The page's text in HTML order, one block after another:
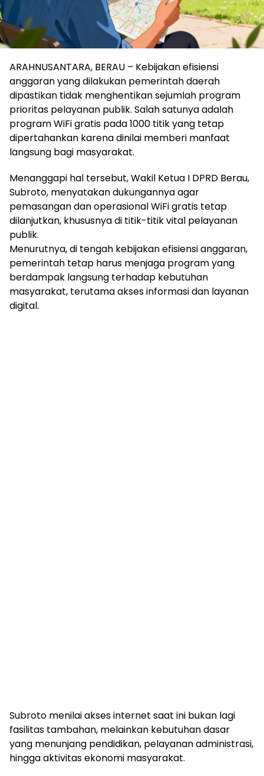
ARAHNUSANTARA, BERAU – Kebijakan efisiensi
anggaran yang dilakukan pemerintah daerah
dipastikan tidak menghentikan sejumlah program
prioritas pelayanan publik. Salah satunya adalah
program WiFi gratis pada 1000 titik yang tetap
dipertahankan karena dinilai memberi manfaat
langsung bagi masyarakat.
Menanggapi hal tersebut, Wakil Ketua I DPRD Berau,
Subroto, menyatakan dukungannya agar
pemasangan dan operasional WiFi gratis tetap
dilanjutkan, khususnya di titik-titik vital pelayanan
publik.
Menurutnya, di tengah kebijakan efisiensi anggaran,
pemerintah tetap harus menjaga program yang
berdampak langsung terhadap kebutuhan
masyarakat, terutama akses informasi dan layanan
digital.
Subroto menilai akses internet saat ini bukan lagi
fasilitas tambahan, melainkan kebutuhan dasar
yang menunjang pendidikan, pelayanan administrasi,
hingga aktivitas ekonomi masyarakat.